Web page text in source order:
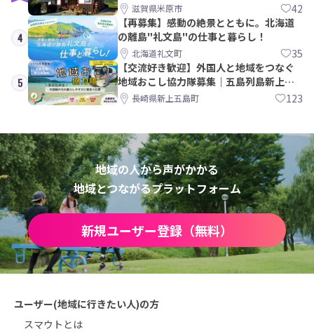
滋賀県米原市 42
4
【再募集】感動の絶景とともに。北海道
の離島"礼文島"の仕事と暮らし！
北海道礼文町 35
5
【交流好き歓迎】外国人と地域をつなぐ
地域おこし協力隊募集｜五島列島新上五
島町長崎県新上五島町 123
地域の人から声がかかる
地域とつながるプラットフォーム
新規ユーザー登録（無料）
ユーザー(地域に行きたい人)の方
スマウトとは